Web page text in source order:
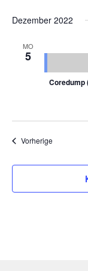
Dezember 2022
MO
5
Coredump
Vorherige